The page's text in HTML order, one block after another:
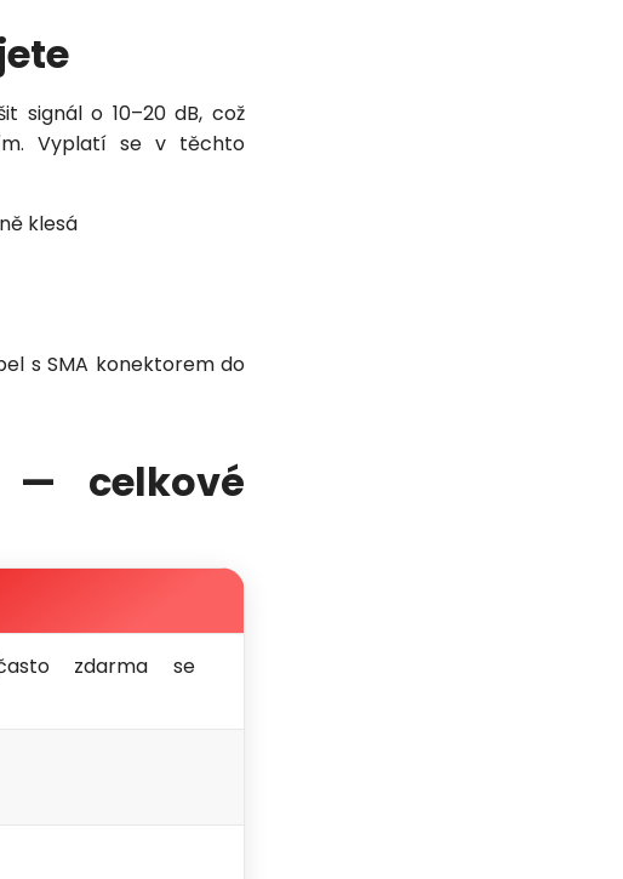
signál o 10–20 dB, což
Vyplatí se v těchto
klesá
s SMA konektorem do
celkové
zdarma se